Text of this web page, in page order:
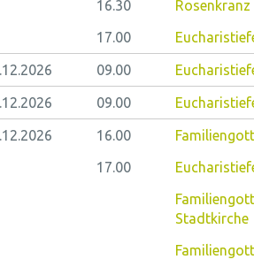
16.30
17.00
2026 09.00
2026 09.00
2026 16.00
17.00
Stadtkirche